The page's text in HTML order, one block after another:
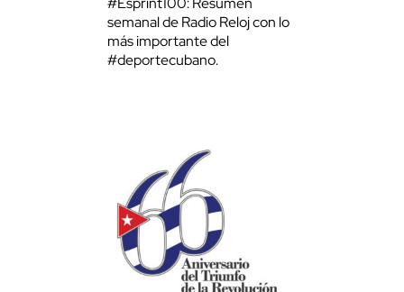
semanal de Radio Reloj con lo
más importante del
#deportecubano.